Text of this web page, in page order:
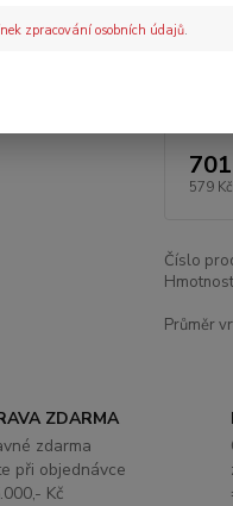
579 Kč
Číslo
Průměr
ZDARMA
zdarma
při objednávce
Kč
zpracování osobních údajů.